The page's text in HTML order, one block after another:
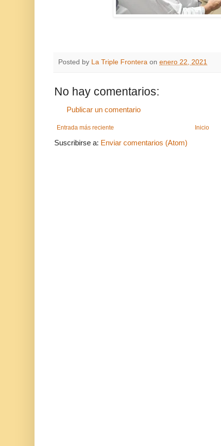
Posted by La Triple Frontera on enero 22, 2021
No hay comentarios:
Publicar un comentario
Entrada más reciente Inicio
Suscribirse a: Enviar comentarios (Atom)